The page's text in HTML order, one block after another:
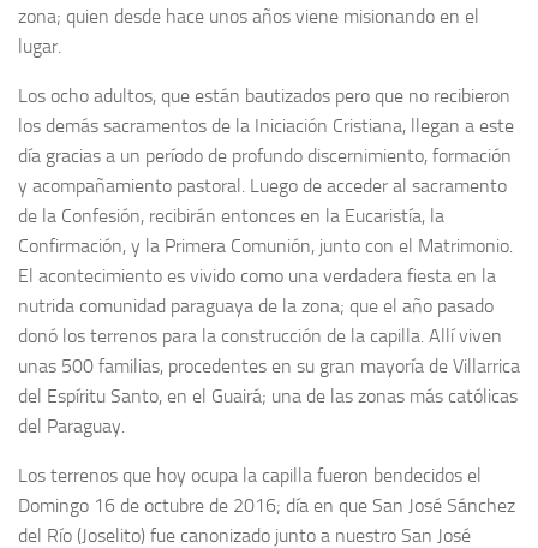
zona; quien desde hace unos años viene misionando en el
lugar.
Los ocho adultos, que están bautizados pero que no recibieron
los demás sacramentos de la Iniciación Cristiana, llegan a este
día gracias a un período de profundo discernimiento, formación
y acompañamiento pastoral. Luego de acceder al sacramento
de la Confesión, recibirán entonces en la Eucaristía, la
Confirmación, y la Primera Comunión, junto con el Matrimonio.
El acontecimiento es vivido como una verdadera fiesta en la
nutrida comunidad paraguaya de la zona; que el año pasado
donó los terrenos para la construcción de la capilla. Allí viven
unas 500 familias, procedentes en su gran mayoría de Villarrica
del Espíritu Santo, en el Guairá; una de las zonas más católicas
del Paraguay.
Los terrenos que hoy ocupa la capilla fueron bendecidos el
Domingo 16 de octubre de 2016; día en que San José Sánchez
del Río (Joselito) fue canonizado junto a nuestro San José